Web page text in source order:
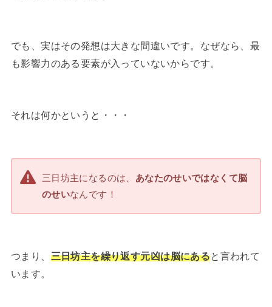
でも、実はその発想は大きな間違いです。なぜなら、最
も影響力のある要素が入っていないからです。
それは何かというと・・・
三日坊主になるのは、 あなたのせいではなくて脳
のせいなんです！
つまり、 三日坊主を繰り返す元凶は脳にあると言われて
います。